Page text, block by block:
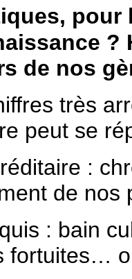
?
de nos
peut se
:
de nos
: bain
fortuites…